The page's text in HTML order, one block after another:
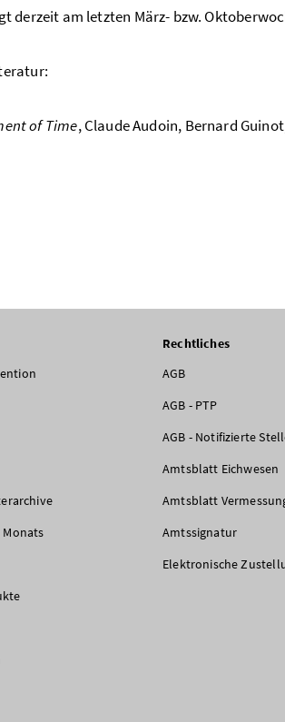
derzeit am letzten März- bzw.
of Time, Claude Audoin, Bernard
Monats
Rechtliches
AGB
AGB - PTP
AGB - Notifizierte
Amtsblatt Eichwesen
Amtsblatt
Amtssignatur
Elektronische